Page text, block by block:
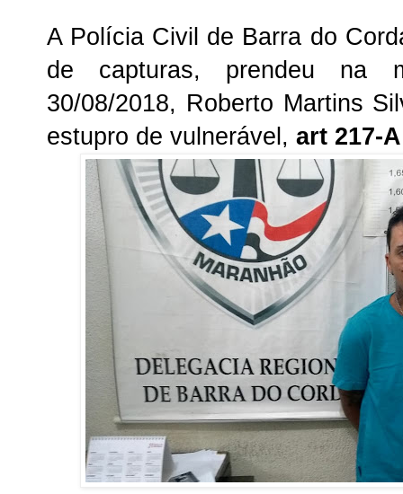
A Polícia Civil de Barra do
de capturas, prendeu na
30/08/2018, Roberto Martins
estupro de vulnerável, art 217-